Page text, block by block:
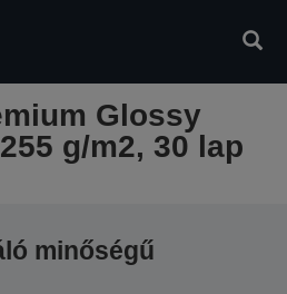
Glossy
g/m2, 30 lap
minőségű